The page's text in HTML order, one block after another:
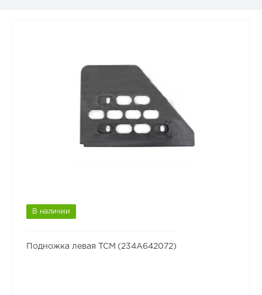
В наличии
Подножка левая TCM (234A642072)